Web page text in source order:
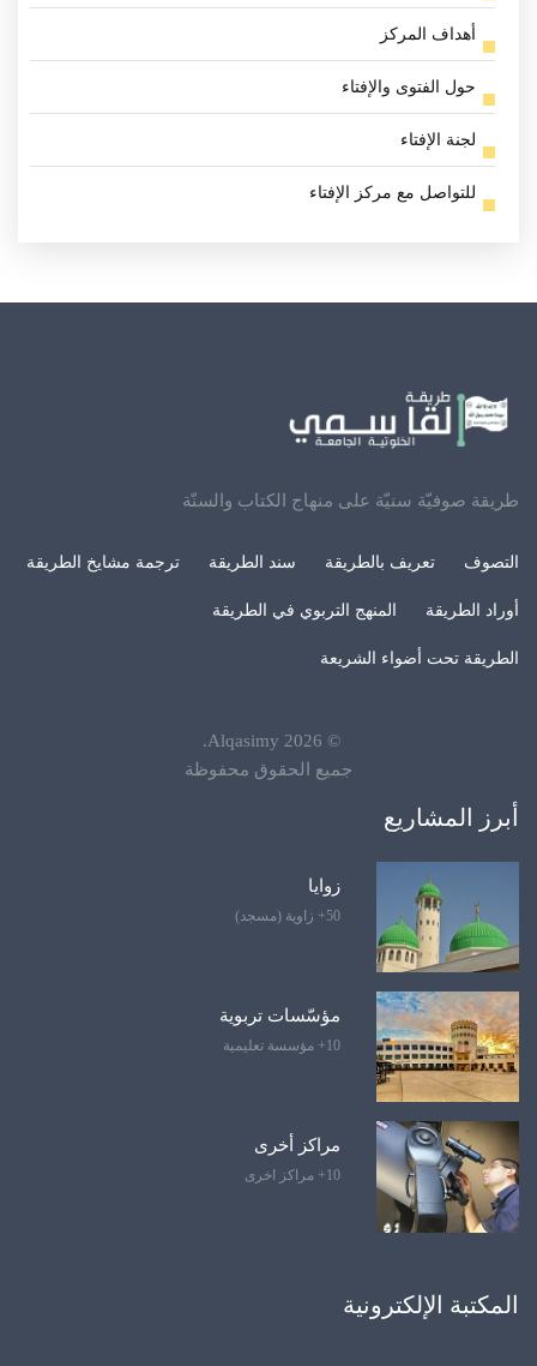
أهداف المركز
حول الفتوى والإفتاء
لجنة الإفتاء
للتواصل مع مركز الإفتاء
طريقة صوفيّة سنيّة على منهاج الكتاب والسنّة
التصوف تعريف بالطريقة سند الطريقة ترجمة مشايخ الطريقة
أوراد الطريقة المنهج التربوي في الطريقة
الطريقة تحت أضواء الشريعة
©
2026
Alqasimy
.
جميع الحقوق محفوظة
أبرز المشاريع
زوايا
50+ زاوية (مسجد)
مؤسّسات تربوية
10+ مؤسسة تعليمية
مراكز أخرى
10+ مراكز اخرى
المكتبة الإلكترونية